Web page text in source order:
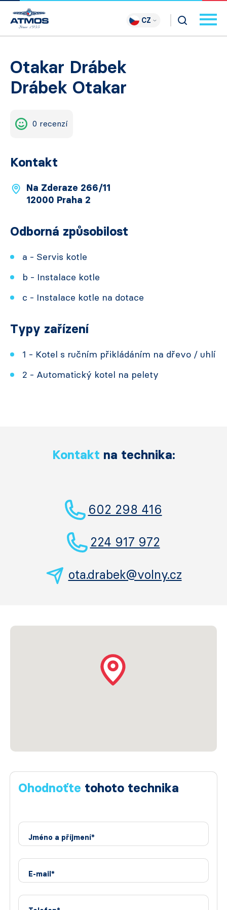
CZ
Otakar Drábek
Drábek Otakar
0 recenzí
Kontakt
Na Zderaze 266/11
12000 Praha 2
Odborná způsobilost
a - Servis kotle
b - Instalace kotle
c - Instalace kotle na dotace
Typy zařízení
1 - Kotel s ručním přikládáním na dřevo / uhlí
2 - Automatický kotel na pelety
Kontakt na technika:
602 298 416
224 917 972
ota.drabek@volny.cz
Ohodnoťte tohoto technika
Jméno a příjmení*
E-mail*